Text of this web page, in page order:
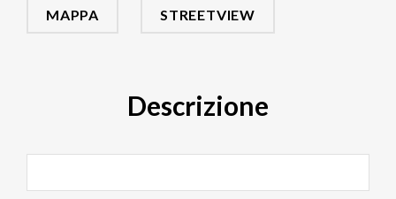
MAPPA STREETVIEW
Descrizione